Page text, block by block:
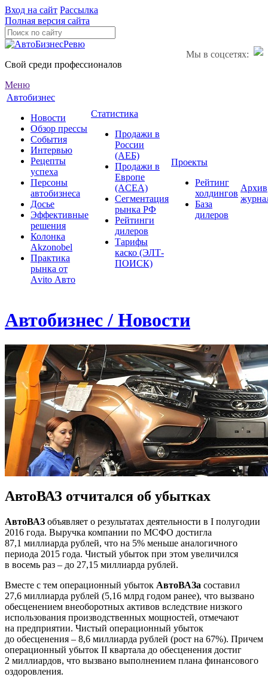
Вход на сайт Рассылка
Полная версия сайта
Мы в соцсетях:
Свой среди профессионалов
Меню
Автобизнес
Новости
Обзор прессы
События
Интервью
Рецепты
успеха
Персоны
автобизнеса
Досье
Эффективные
решения
Колонка
Akzonobel
Практика
рынка от
Аvito Авто
Статистика
Продажи в
России
(АЕБ)
Продажи в
Европе
(ACEA)
Сегментация
рынка РФ
Рейтинги
дилеров
Тарифы
каско (ЭЛТ-
ПОИСК)
Проекты
Рейтинг
холдингов
База
дилеров
Архив
Автобизнес / Новости
АвтоВАЗ отчитался об убытках
АвтоВАЗ объявляет о результатах деятельности в I полугодии
2016 года. Выручка компании по МСФО достигла
87,1 миллиарда рублей, что на 5% меньше аналогичного
периода 2015 года. Чистый убыток при этом увеличился
в восемь раз – до 27,15 миллиарда рублей.
Вместе с тем операционный убыток АвтоВАЗа составил
27,6 миллиарда рублей (5,16 млрд годом ранее), что вызвано
обесценением внеоборотных активов вследствие низкого
использования производственных мощностей, отмечают
на предприятии. Чистый операционный убыток
до обесценения – 8,6 миллиарда рублей (рост на 67%). Причем
операционный убыток II квартала до обесценения достиг
2 миллиардов, что вызвано выполнением плана финансового
оздоровления.